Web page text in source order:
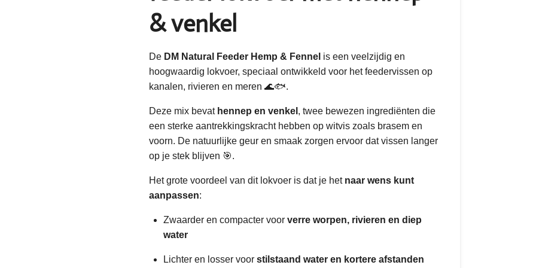
& venkel
De DM Natural Feeder Hemp & Fennel is een veelzijdig en
hoogwaardig lokvoer, speciaal ontwikkeld voor het feedervissen op
kanalen, rivieren en meren 🌊🐟.
Deze mix bevat hennep en venkel , twee bewezen ingrediënten die
een sterke aantrekkingskracht hebben op witvis zoals brasem en
voorn. De natuurlijke geur en smaak zorgen ervoor dat vissen langer
op je stek blijven 🎯.
Het grote voordeel van dit lokvoer is dat je het naar wens kunt
aanpassen:
Zwaarder en compacter voor verre worpen, rivieren en diep
water
Lichter en losser voor stilstaand water en kortere afstanden